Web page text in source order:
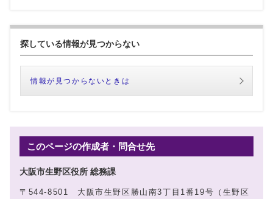
探している情報が見つからない
情報が見つからないときは
このページの作成者・問合せ先
大阪市生野区役所 総務課
〒544-8501 大阪市生野区勝山南3丁目1番19号（生野区